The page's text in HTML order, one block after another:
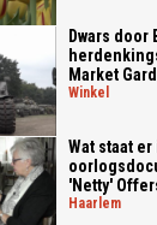
Dwars door
Market
winkel
Wat staat er
'Netty'
haarlem